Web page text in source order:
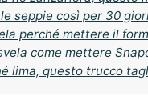
seppie così per 30
perché mettere il
come mettere
lima, questo trucco